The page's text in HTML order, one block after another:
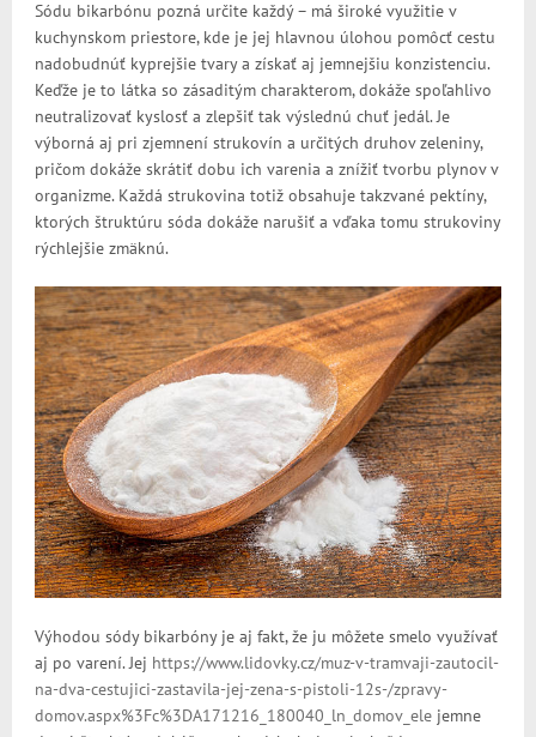
Sódu bikarbónu pozná určite každý – má široké využitie v
kuchynskom priestore, kde je jej hlavnou úlohou pomôcť cestu
nadobudnúť kyprejšie tvary a získať aj jemnejšiu konzistenciu.
Keďže je to látka so zásaditým charakterom, dokáže spoľahlivo
neutralizovať kyslosť a zlepšiť tak výslednú chuť jedál. Je
výborná aj pri zjemnení strukovín a určitých druhov zeleniny,
pričom dokáže skrátiť dobu ich varenia a znížiť tvorbu plynov v
organizme. Každá strukovina totiž obsahuje takzvané pektíny,
ktorých štruktúru sóda dokáže narušiť a vďaka tomu strukoviny
rýchlejšie zmäknú.
Výhodou sódy bikarbóny je aj fakt, že ju môžete smelo využívať
aj po varení. Jej https://www.lidovky.cz/muz-v-tramvaji-zautocil-
na-dva-cestujici-zastavila-jej-zena-s-pistoli-12s-/zpravy-
domov.aspx%3Fc%3DA171216_180040_ln_domov_ele jemne